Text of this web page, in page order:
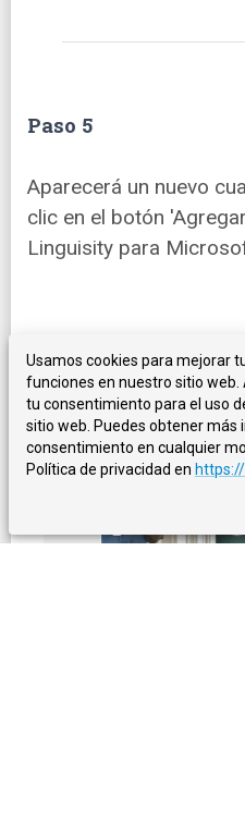
Paso 5
Aparecerá un nuevo
clic en el botón
Linguisity para
Usamos cookies para mejorar
funciones en nuestro sitio web.
tu consentimiento para el uso
sitio web. Puedes obtener más
consentimiento en cualquier
Política de privacidad en